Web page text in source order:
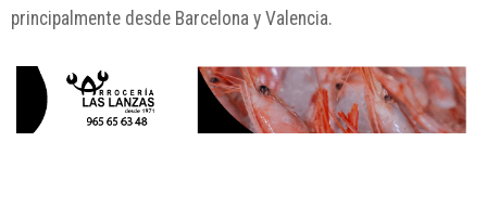
principalmente desde Barcelona y Valencia.